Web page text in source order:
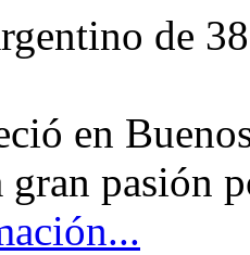
de
en
gran pasión